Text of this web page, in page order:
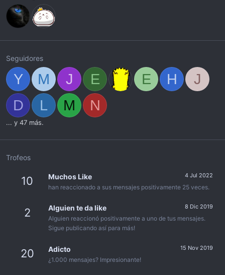
Seguidores
Y M J E E H
J
D
L M N
... y 47 más.
Trofeos
10 4 Jul 2022
Muchos Like
han reaccionado a sus mensajes positivamente 25 veces.
2 8 Dic 2019
Alguien te da like
Alguien reaccionó positivamente a uno de tus mensajes.
Sigue publicando así para más!
20 15 Nov 2019
Adicto
¿1.000 mensajes? Impresionante!